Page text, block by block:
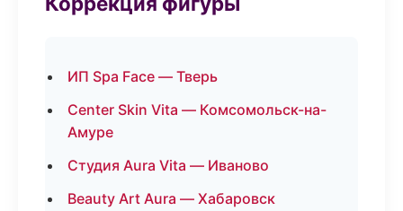
ИП Spa Face — Тверь
Center Skin Vita — Комсомольск-на-
Амуре
Студия Aura Vita — Иваново
Beauty Art Aura — Хабаровск